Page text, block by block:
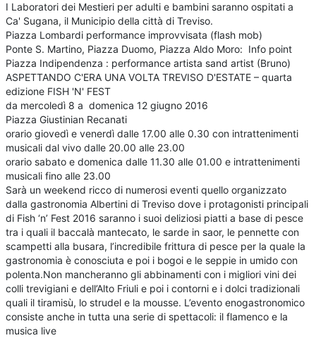
I Laboratori dei Mestieri per adulti e bambini saranno ospitati a
Ca' Sugana, il Municipio della città di Treviso.
Piazza Lombardi performance improvvisata (flash mob)
Ponte S. Martino, Piazza Duomo, Piazza Aldo Moro: Info point
Piazza Indipendenza : performance artista sand artist (Bruno)
ASPETTANDO C'ERA UNA VOLTA TREVISO D'ESTATE – quarta
edizione FISH 'N' FEST
da mercoledì 8 a domenica 12 giugno 2016
Piazza Giustinian Recanati
orario giovedì e venerdì dalle 17.00 alle 0.30 con intrattenimenti
musicali dal vivo dalle 20.00 alle 23.00
orario sabato e domenica dalle 11.30 alle 01.00 e intrattenimenti
musicali fino alle 23.00
Sarà un weekend ricco di numerosi eventi quello organizzato
dalla gastronomia Albertini di Treviso dove i protagonisti principali
di Fish ‘n’ Fest 2016 saranno i suoi deliziosi piatti a base di pesce
tra i quali il baccalà mantecato, le sarde in saor, le pennette con
scampetti alla busara, l’incredibile frittura di pesce per la quale la
gastronomia è conosciuta e poi i bogoi e le seppie in umido con
polenta.Non mancheranno gli abbinamenti con i migliori vini dei
colli trevigiani e dell’Alto Friuli e poi i contorni e i dolci tradizionali
quali il tiramisù, lo strudel e la mousse. L’evento enogastronomico
consiste anche in tutta una serie di spettacoli: il flamenco e la
musica live